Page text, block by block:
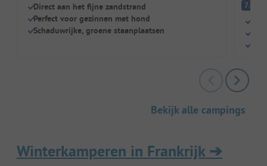
Direct aan het fijne zandstrand
Perfect voor gezinnen met hond
Schaduwrijke, groene staanplaatsen
7.6
Bekijk alle campings
Winterkamperen in Frankrijk➔